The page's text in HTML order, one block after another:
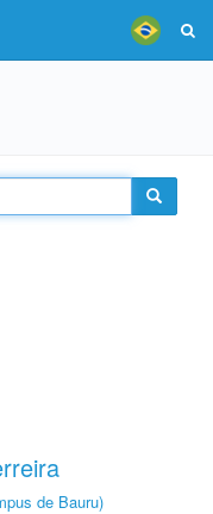
de Bauru)